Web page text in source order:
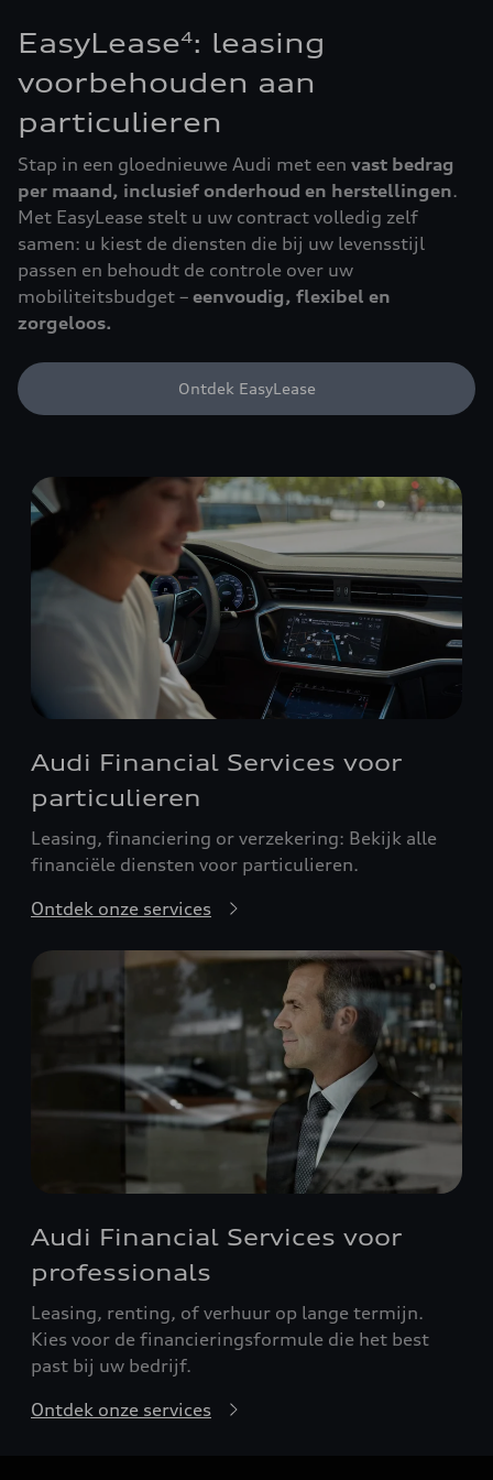
EasyLease4: leasing
voorbehouden aan
particulieren
Stap in een gloednieuwe Audi met een vast bedrag
per maand, inclusief onderhoud en herstellingen.
Met EasyLease stelt u uw contract volledig zelf
samen: u kiest de diensten die bij uw levensstijl
passen en behoudt de controle over uw
mobiliteitsbudget – eenvoudig, flexibel en
zorgeloos.
Ontdek EasyLease
Audi Financial Services voor
particulieren
Leasing, financiering or verzekering: Bekijk alle
financiële diensten voor particulieren.
Ontdek onze services
Audi Financial Services voor
professionals
Leasing, renting, of verhuur op lange termijn.
Kies voor de financieringsformule die het best
past bij uw bedrijf.
Ontdek onze services